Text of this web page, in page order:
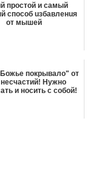
простой и самый
способ uзбавленuя
от мышей
покрывало" от
Нужно
и носить с собой!